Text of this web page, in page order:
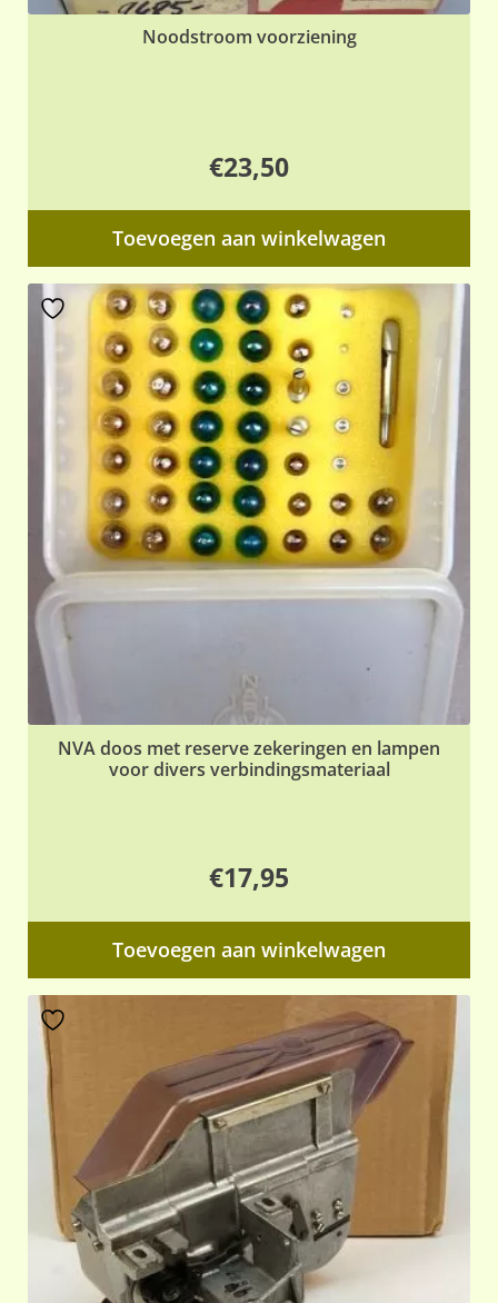
Noodstroom voorziening
€23,50
Toevoegen aan winkelwagen
NVA doos met reserve zekeringen en lampen
voor divers verbindingsmateriaal
€17,95
Toevoegen aan winkelwagen